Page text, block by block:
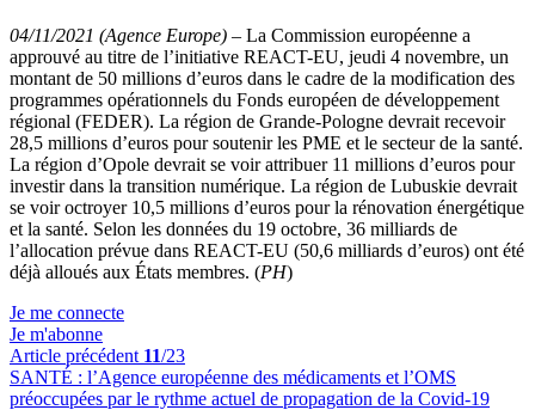
04/11/2021 (Agence Europe) – La Commission européenne a
approuvé au titre de l’initiative REACT-EU, jeudi 4 novembre, un
montant de 50 millions d’euros dans le cadre de la modification des
programmes opérationnels du Fonds européen de développement
régional (FEDER). La région de Grande-Pologne devrait recevoir
28,5 millions d’euros pour soutenir les PME et le secteur de la santé.
La région d’Opole devrait se voir attribuer 11 millions d’euros pour
investir dans la transition numérique. La région de Lubuskie devrait
se voir octroyer 10,5 millions d’euros pour la rénovation énergétique
et la santé. Selon les données du 19 octobre, 36 milliards de
l’allocation prévue dans REACT-EU (50,6 milliards d’euros) ont été
déjà alloués aux États membres. (PH)
Je me connecte
Je m'abonne
Article précédent 11/23
SANTÉ : l’Agence européenne des médicaments et l’OMS
préoccupées par le rythme actuel de propagation de la Covid-19